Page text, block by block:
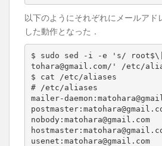
以下のようにそれぞれにメールアド
した動作となった．
$ sudo sed -i -e 's/ root$\|
tohara@gmail.com/' /etc/
$ cat /etc/aliases
# /etc/aliases
mailer-
nobody:matohara@gmail.com
usenet:matohara@gmail.com